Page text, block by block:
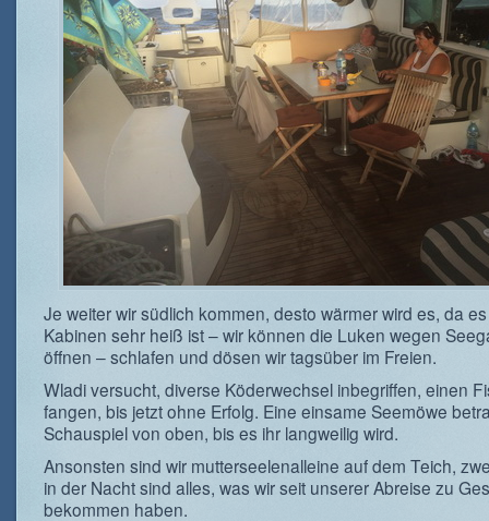
Je weiter wir südlich kommen, desto wärmer wird es, da
Kabinen sehr heiß ist – wir können die Luken wegen
öffnen – schlafen und dösen wir tagsüber im Freien.
Wladi versucht, diverse Köderwechsel inbegriffen, einen
fangen, bis jetzt ohne Erfolg. Eine einsame Seemöwe
Schauspiel von oben, bis es ihr langweilig wird.
Ansonsten sind wir mutterseelenalleine auf dem Teich,
in der Nacht sind alles, was wir seit unserer Abreise zu
bekommen haben.